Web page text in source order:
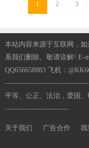
1 2 3
本站内容来源于互联网，
系我们删除。敬请谅解! E-
QQ656658883 飞机：
平等、公正、法治，爱国
--------------------------
关于我们 广告合作 我